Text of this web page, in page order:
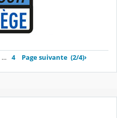
… 4 Page suivante (2/4)›